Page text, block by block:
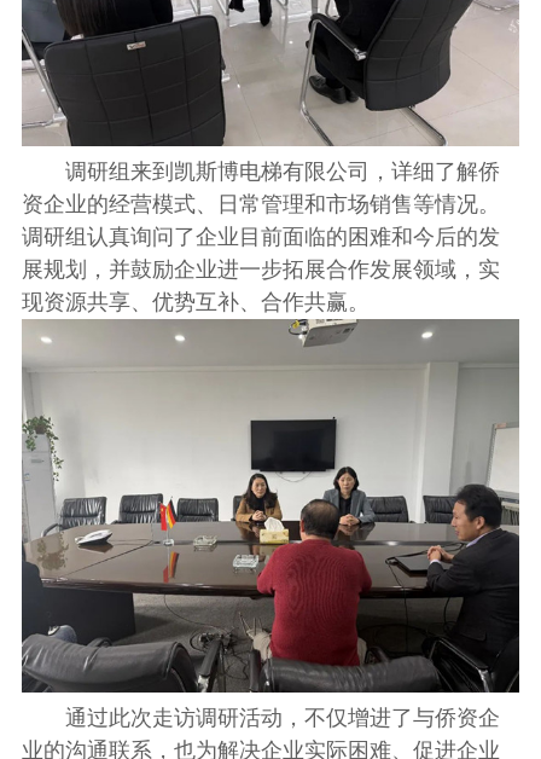
调研组来到凯斯博电梯有限公司，详细了解侨
资企业的经营模式、日常管理和市场销售等情况。
调研组认真询问了企业目前面临的困难和今后的发
展规划，并鼓励企业进一步拓展合作发展领域，实
现资源共享、优势互补、合作共赢。
通过此次走访调研活动，不仅增进了与侨资企
业的沟通联系，也为解决企业实际困难、促进企业